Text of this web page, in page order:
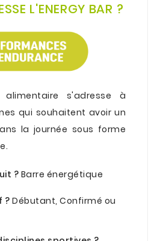
L'ENERGY BAR ?
alimentaire s'adresse à
qui souhaitent avoir un
la journée sous forme
? Barre énergétique
? Débutant, Confirmé ou